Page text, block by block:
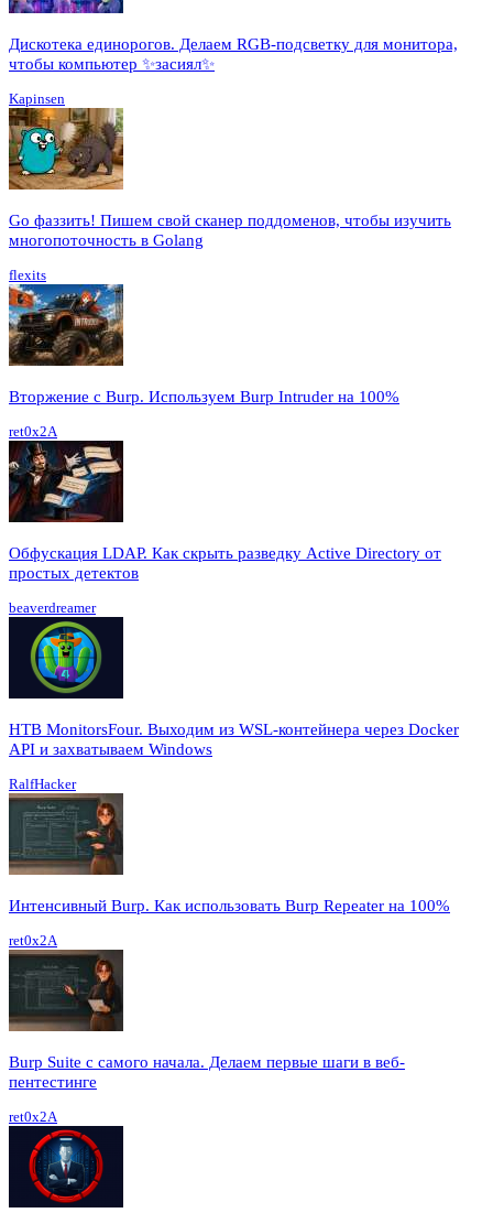
Дискотека единорогов. Делаем RGB-подсветку для монитора,
чтобы компьютер ✨засиял✨
Kapinsen
Go фаззить! Пишем свой сканер поддоменов, чтобы изучить
многопоточность в Golang
flexits
Вторжение с Burp. Используем Burp Intruder на 100%
ret0x2A
Обфускация LDAP. Как скрыть разведку Active Directory от
простых детектов
beaverdreamer
HTB MonitorsFour. Выходим из WSL-контейнера через Docker
API и захватываем Windows
RalfHacker
Интенсивный Burp. Как использовать Burp Repeater на 100%
ret0x2A
Burp Suite с самого начала. Делаем первые шаги в веб-
пентестинге
ret0x2A